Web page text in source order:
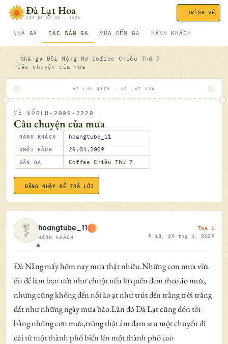
Bỏ qua nội dungĐà Lạt Hoa
SÂN GA KÝ ỨC · 2006
NHÀ GA CÁC SÂN GA VỪA ĐẾN GA HÀNH KHÁCH
TRÌNH VÉ
Nhà ga Đồi Mộng Mơ
Coffee Chiều Thứ 7
Câu chuyện của mưa
VÉ LƯU NIỆM · ĐÀ LẠT HOA
VÉ SỐ DLH-2009-2220
Câu chuyện của mưa
HÀNH KHÁCH hoangtube_11
KHỞI HÀNH 29.04.2009
SÂN GA Coffee Chiều Thứ 7
ĐĂNG NHẬP ĐỂ TRẢ LỜI
Ngoại tuyến
hoangtube_11
HÀNH KHÁCH
Toa 1
9:18, 29 thg 4, 2009
Đà Nẵng mấy hôm nay mưa thật nhiều.Những cơn mưa vừa
đủ để làm bạn ướt như chuột nếu lỡ quên đem theo áo mưa,
nhưng cũng không đến nỗi ào ạt như trút đến trắng trời trắng
đất như những ngày mưa bão.Lần đó Đà Lạt cũng đón tôi
bằng những cơn mưa,trông thật ảm đạm sau một chuyến đi
dài từ một thành phố biển lên một thành phố cao